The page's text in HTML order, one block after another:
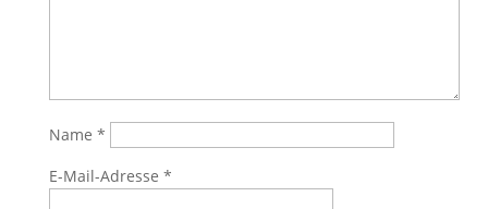
Name *
E-Mail-Adresse *